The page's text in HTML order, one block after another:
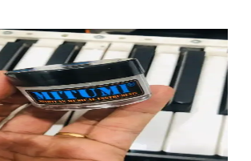
Lỡ làng duyên em
nhạc organ được không ạ
thuê âm thanh tiệc gia đình, ban nhạc, ca